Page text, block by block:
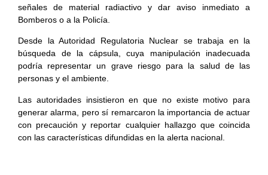
señales de material radiactivo y dar aviso inmediato a
Bomberos o a la Policía.
Desde la Autoridad Regulatoria Nuclear se trabaja en la
búsqueda de la cápsula, cuya manipulación inadecuada
podría representar un grave riesgo para la salud de las
personas y el ambiente.
Las autoridades insistieron en que no existe motivo para
generar alarma, pero sí remarcaron la importancia de actuar
con precaución y reportar cualquier hallazgo que coincida
con las características difundidas en la alerta nacional.